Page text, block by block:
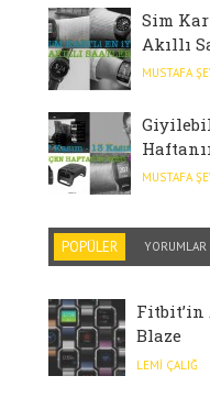
Sim
Akıllı
MUSTAFA
MUSTAFA
POPÜLER YORUMLAR
Fitbit’in
Blaze
LEMI ÇALIĞ